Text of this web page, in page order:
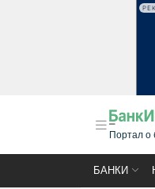
Портал о
БАНКИ